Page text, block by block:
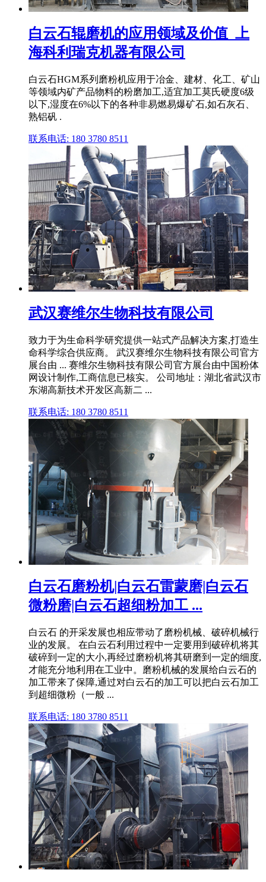
白云石辊磨机的应用领域及价值_上
海科利瑞克机器有限公司
白云石HGM系列磨粉机应用于冶金、建材、化工、矿山
等领域内矿产品物料的粉磨加工,适宜加工莫氏硬度6级
以下,湿度在6%以下的各种非易燃易爆矿石,如石灰石、
熟铝矾 .
联系电话: 180 3780 8511
武汉赛维尔生物科技有限公司
致力于为生命科学研究提供一站式产品解决方案,打造生
命科学综合供应商。 武汉赛维尔生物科技有限公司官方
展台由 ... 赛维尔生物科技有限公司官方展台由中国粉体
网设计制作,工商信息已核实。 公司地址：湖北省武汉市
东湖高新技术开发区高新二 ...
联系电话: 180 3780 8511
白云石磨粉机|白云石雷蒙磨|白云石
微粉磨|白云石超细粉加工 ...
白云石 的开采发展也相应带动了磨粉机械、破碎机械行
业的发展。 在白云石利用过程中一定要用到破碎机将其
破碎到一定的大小,再经过磨粉机将其研磨到一定的细度,
才能充分地利用在工业中。磨粉机械的发展给白云石的
加工带来了保障,通过对白云石的加工可以把白云石加工
到超细微粉（一般 ...
联系电话: 180 3780 8511